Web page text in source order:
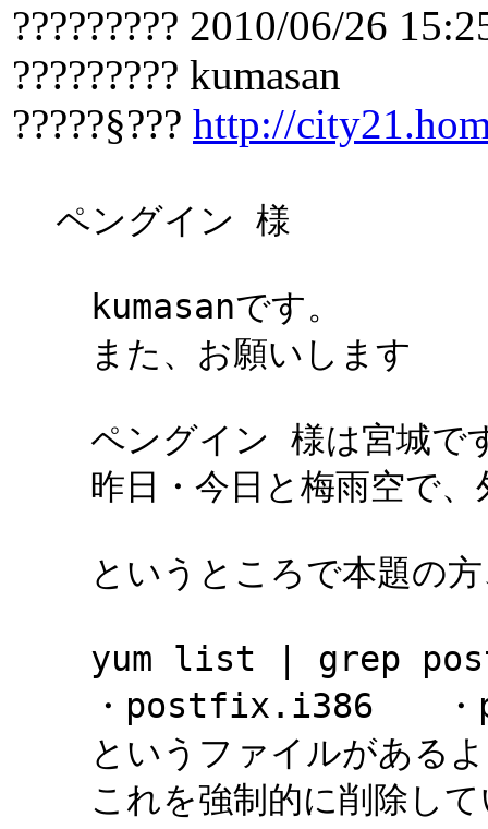
????????? 2010/06/26
????????? kumasan
?????§??? http://
ペングイン 様
kumasanです。
また、お願いします
ペングイン 様は宮城で
昨日・今日と梅雨空で、
というところで本題の
yum list | grep
・postfix.i386 ・
というファイルがある
これを強制的に削除し